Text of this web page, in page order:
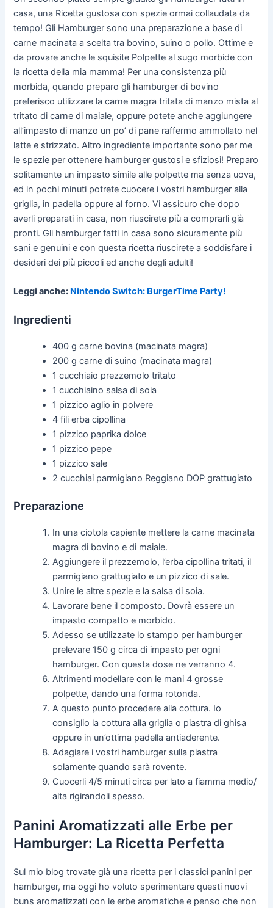
casa, una Ricetta gustosa con spezie ormai collaudata da
tempo! Gli Hamburger sono una preparazione a base di
carne macinata a scelta tra bovino, suino o pollo. Ottime e
da provare anche le squisite Polpette al sugo morbide con
la ricetta della mia mamma! Per una consistenza più
morbida, quando preparo gli hamburger di bovino
preferisco utilizzare la carne magra tritata di manzo mista al
tritato di carne di maiale, oppure potete anche aggiungere
all’impasto di manzo un po’ di pane raffermo ammollato nel
latte e strizzato. Altro ingrediente importante sono per me
le spezie per ottenere hamburger gustosi e sfiziosi! Preparo
solitamente un impasto simile alle polpette ma senza uova,
ed in pochi minuti potrete cuocere i vostri hamburger alla
griglia, in padella oppure al forno. Vi assicuro che dopo
averli preparati in casa, non riuscirete più a comprarli già
pronti. Gli hamburger fatti in casa sono sicuramente più
sani e genuini e con questa ricetta riuscirete a soddisfare i
desideri dei più piccoli ed anche degli adulti!
Leggi anche: Nintendo Switch: BurgerTime Party!
Ingredienti
400 g carne bovina (macinata magra)
200 g carne di suino (macinata magra)
1 cucchiaio prezzemolo tritato
1 cucchiaino salsa di soia
1 pizzico aglio in polvere
4 fili erba cipollina
1 pizzico paprika dolce
1 pizzico pepe
1 pizzico sale
2 cucchiai parmigiano Reggiano DOP grattugiato
Preparazione
In una ciotola capiente mettere la carne macinata
magra di bovino e di maiale.
Aggiungere il prezzemolo, l’erba cipollina tritati, il
parmigiano grattugiato e un pizzico di sale.
Unire le altre spezie e la salsa di soia.
Lavorare bene il composto. Dovrà essere un
impasto compatto e morbido.
Adesso se utilizzate lo stampo per hamburger
prelevare 150 g circa di impasto per ogni
hamburger. Con questa dose ne verranno 4.
Altrimenti modellare con le mani 4 grosse
polpette, dando una forma rotonda.
A questo punto procedere alla cottura. Io
consiglio la cottura alla griglia o piastra di ghisa
oppure in un’ottima padella antiaderente.
Adagiare i vostri hamburger sulla piastra
solamente quando sarà rovente.
Cuocerli 4/5 minuti circa per lato a fiamma medio/
alta rigirandoli spesso.
Panini Aromatizzati alle Erbe per
Hamburger: La Ricetta Perfetta
Sul mio blog trovate già una ricetta per i classici panini per
hamburger, ma oggi ho voluto sperimentare questi nuovi
buns aromatizzati con le erbe aromatiche e penso che non